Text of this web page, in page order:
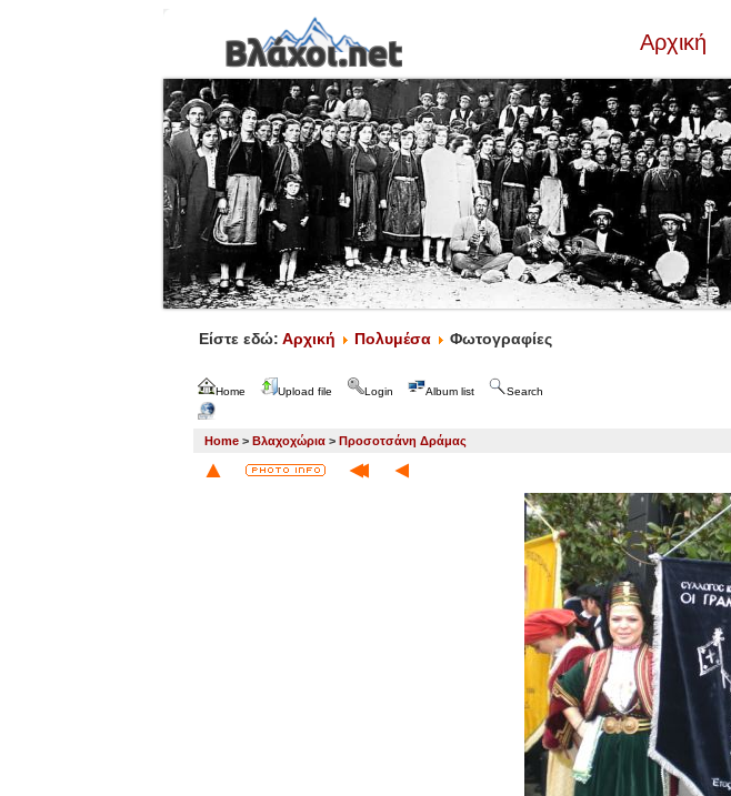
Αρχική
Είστε εδώ: Αρχική Πολυμέσα Φωτογραφίες
Home Upload file Login Album list Search
Home > Βλαχοχώρια > Προσοτσάνη Δράμας